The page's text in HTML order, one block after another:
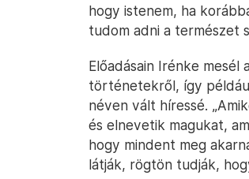
hogy istenem, ha
tudom adni a természet
Előadásain Irénke
történetekről, így
néven vált híressé.
és elnevetik magukat,
hogy mindent meg
látják, rögtön tudják,